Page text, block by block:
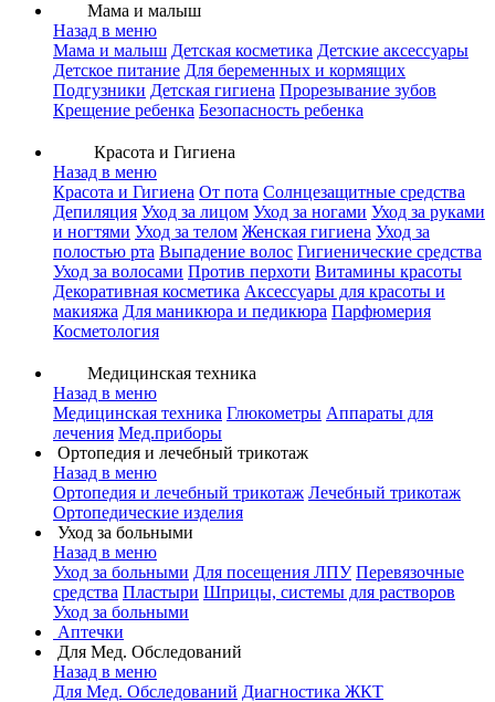
Мама и малыш
Назад в меню
Мама и малыш Детская косметика Детские аксессуары
Детское питание Для беременных и кормящих
Подгузники Детская гигиена Прорезывание зубов
Крещение ребенка Безопасность ребенка
Красота и Гигиена
Назад в меню
Красота и Гигиена От пота Солнцезащитные средства
Депиляция Уход за лицом Уход за ногами Уход за руками
и ногтями Уход за телом Женская гигиена Уход за
полостью рта Выпадение волос Гигиенические средства
Уход за волосами Против перхоти Витамины красоты
Декоративная косметика Аксессуары для красоты и
макияжа Для маникюра и педикюра Парфюмерия
Косметология
Медицинская техника
Назад в меню
Медицинская техника Глюкометры Аппараты для
лечения Мед.приборы
Ортопедия и лечебный трикотаж
Назад в меню
Ортопедия и лечебный трикотаж Лечебный трикотаж
Ортопедические изделия
Уход за больными
Назад в меню
Уход за больными Для посещения ЛПУ Перевязочные
средства Пластыри Шприцы, системы для растворов
Уход за больными
Аптечки
Для Мед. Обследований
Назад в меню
Для Мед. Обследований Диагностика ЖКТ